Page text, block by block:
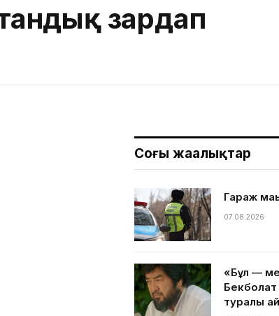
зардап
Соңғы жаңалықтар
Гараж
07.08.2026
«Бұл —
Бекболат
туралы